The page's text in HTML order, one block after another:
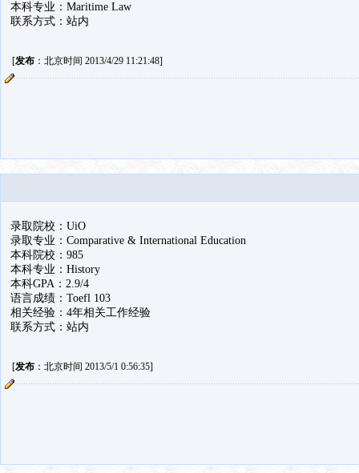
本科专业：Maritime Law
联系方式：站内
[发布：北京时间 2013/4/29 11:21:48]
录取院校：UiO
录取专业：Comparative & International Education
本科院校：985
本科专业：History
本科GPA：2.9/4
语言成绩：Toefl 103
相关经验：4年相关工作经验
联系方式：站内
[发布：北京时间 2013/5/1 0:56:35]